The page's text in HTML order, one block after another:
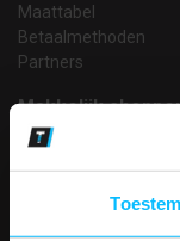
Maattabel
Betaalmethoden
Partners
Makkelijk
Gratis verzending